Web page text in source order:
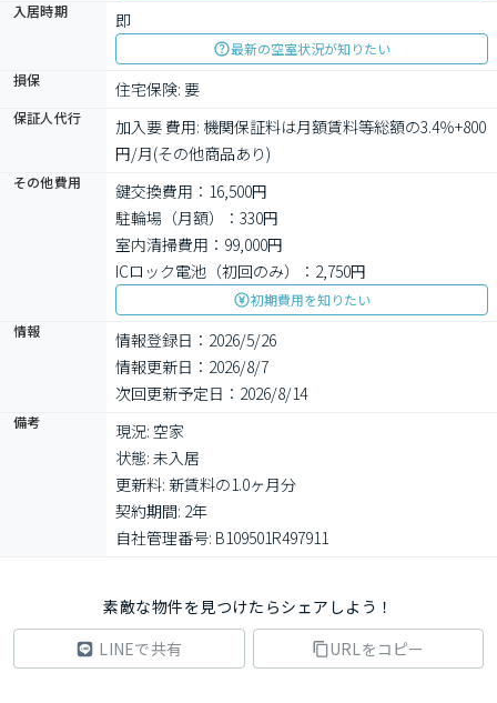
入居時期
即
最新の空室状況が知りたい
損保
住宅保険: 要
保証人代行
加入要 費用: 機関保証料は月額賃料等総額の3.4％+800
円/月(その他商品あり)
その他費用
鍵交換費用：16,500円
駐輪場（月額）：330円
室内清掃費用：99,000円
ICロック電池（初回のみ）：2,750円
初期費用を知りたい
情報
情報登録日：2026/5/26
情報更新日：2026/8/7
次回更新予定日：2026/8/14
備考
現況: 空家
状態: 未入居
更新料: 新賃料の1.0ヶ月分
契約期間: 2年
自社管理番号: B109501R497911
素敵な物件を見つけたらシェアしよう！
LINEで共有
URLをコピー